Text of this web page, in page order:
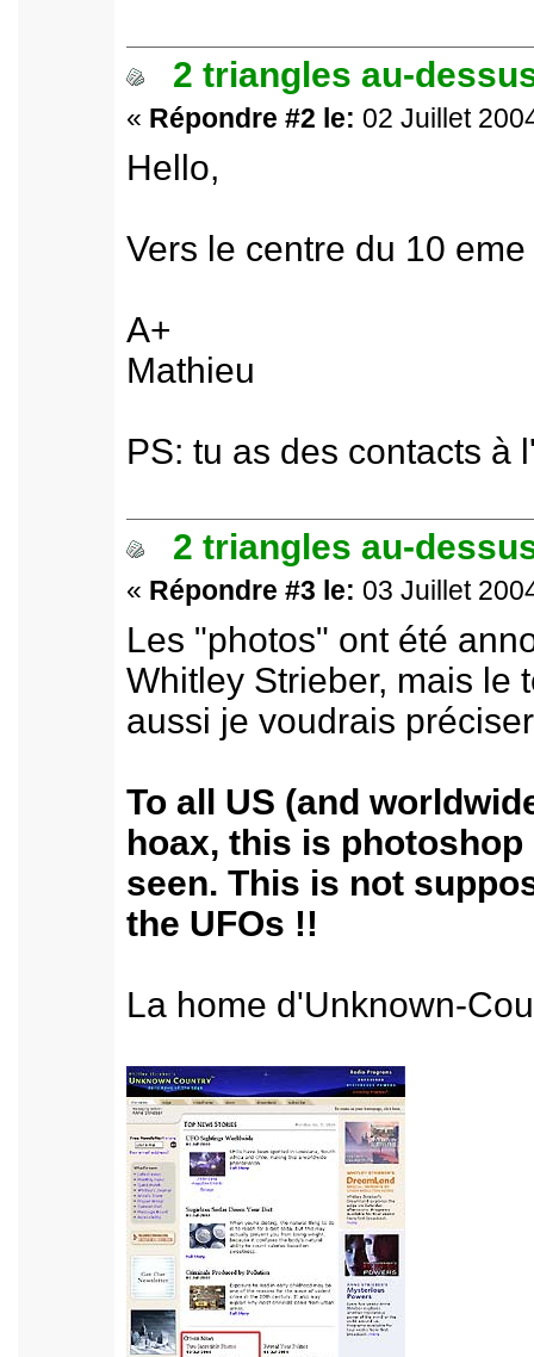
2 triangles au-
« Répondre #2 le: 02 Juillet
Hello,
Vers le centre du 10 eme
A+
Mathieu
PS: tu as des contacts à
2 triangles au-
« Répondre #3 le: 03 Juillet
Les "photos" ont été
Whitley Strieber, mais le
aussi je voudrais
To all US (and
hoax, this is
seen. This is not
the UFOs !!
La home d'Unknown-